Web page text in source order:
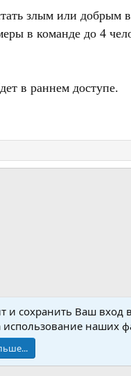
злым или добрым
в команде до 4
в раннем доступе.
связь
сохранить Ваш вход
использование наших